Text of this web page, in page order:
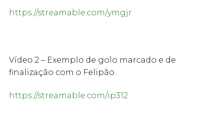
https://streamable.com/ymgjr
Vídeo 2 – Exemplo de golo marcado e de
finalização com o Felipão.
https://streamable.com/ip312